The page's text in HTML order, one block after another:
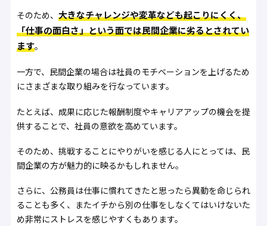
そのため、 大きなチャレンジや変革なども起こりにくく、
「仕事の面白さ」という面では民間企業に劣るとされてい
ます。
一方で、民間企業の場合は社員のモチベーションを上げるため
にさまざまな取り組みを行なっています。
たとえば、成果に応じた報酬制度やキャリアアップの機会を提
供することで、社員の意欲を高めています。
そのため、挑戦することにやりがいを感じる人にとっては、民
間企業の方が魅力的に映るかもしれません。
さらに、公務員は仕事に慣れてきたと思ったら異動を命じられ
ることも多く、またイチから別の仕事をしなくてはいけないた
め非常にストレスを感じやすくもあります。